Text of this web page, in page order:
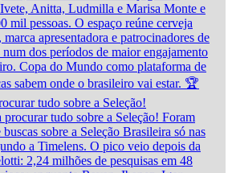
tudo sobre a Seleção!